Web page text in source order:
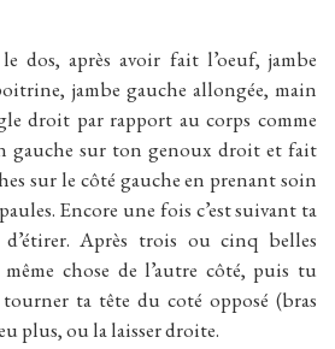
dos, après avoir fait l’oeuf, jambe
jambe gauche allongée, main
droit par rapport au corps comme
gauche sur ton genoux droit et fait
sur le côté gauche en prenant soin
Encore une fois c’est suivant ta
Après trois ou cinq belles
chose de l’autre côté, puis tu
ta tête du coté opposé (bras
plus, ou la laisser droite.